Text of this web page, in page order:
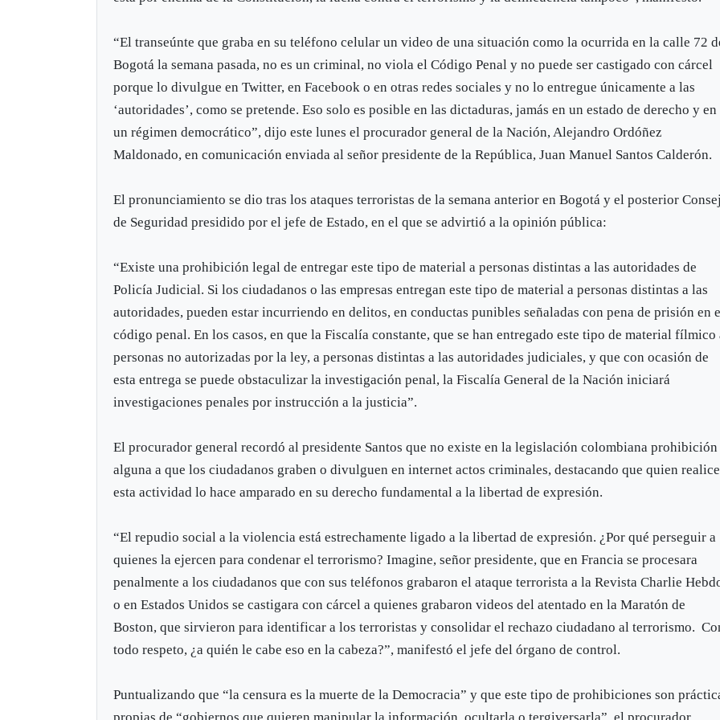
“El transeúnte que graba en su teléfono celular un video de una situación como la ocurrida en la calle 72
Bogotá la semana pasada, no es un criminal, no viola el Código Penal y no puede ser castigado con cárcel
porque lo divulgue en Twitter, en Facebook o en otras redes sociales y no lo entregue únicamente a las
‘autoridades’, como se pretende. Eso solo es posible en las dictaduras, jamás en un estado de derecho y en
un régimen democrático”, dijo este lunes el procurador general de la Nación, Alejandro Ordóñez
Maldonado, en comunicación enviada al señor presidente de la República, Juan Manuel Santos Calderón.
El pronunciamiento se dio tras los ataques terroristas de la semana anterior en Bogotá y el posterior
de Seguridad presidido por el jefe de Estado, en el que se advirtió a la opinión pública:
“Existe una prohibición legal de entregar este tipo de material a personas distintas a las autoridades de
Policía Judicial. Si los ciudadanos o las empresas entregan este tipo de material a personas distintas a las
autoridades, pueden estar incurriendo en delitos, en conductas punibles señaladas con pena de prisión en
código penal. En los casos, en que la Fiscalía constante, que se han entregado este tipo de material fílmico
personas no autorizadas por la ley, a personas distintas a las autoridades judiciales, y que con ocasión de
esta entrega se puede obstaculizar la investigación penal, la Fiscalía General de la Nación iniciará
investigaciones penales por instrucción a la justicia”.
El procurador general recordó al presidente Santos que no existe en la legislación colombiana prohibición
alguna a que los ciudadanos graben o divulguen en internet actos criminales, destacando que quien realice
esta actividad lo hace amparado en su derecho fundamental a la libertad de expresión.
“El repudio social a la violencia está estrechamente ligado a la libertad de expresión. ¿Por qué perseguir a
quienes la ejercen para condenar el terrorismo? Imagine, señor presidente, que en Francia se procesara
penalmente a los ciudadanos que con sus teléfonos grabaron el ataque terrorista a la Revista Charlie
o en Estados Unidos se castigara con cárcel a quienes grabaron videos del atentado en la Maratón de
Boston, que sirvieron para identificar a los terroristas y consolidar el rechazo ciudadano al terrorismo.
todo respeto, ¿a quién le cabe eso en la cabeza?”, manifestó el jefe del órgano de control.
Puntualizando que “la censura es la muerte de la Democracia” y que este tipo de prohibiciones son